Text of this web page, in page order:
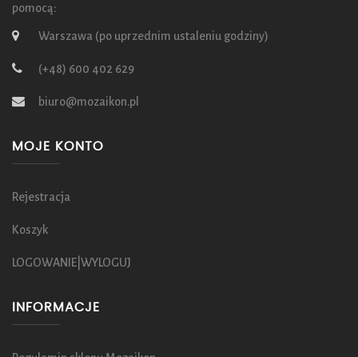
pomocą:
Warszawa (po uprzednim ustaleniu godziny)
(+48) 600 402 629
biuro@mozaikon.pl
MOJE KONTO
Rejestracja
Koszyk
LOGOWANIE|WYLOGUJ
INFORMACJE